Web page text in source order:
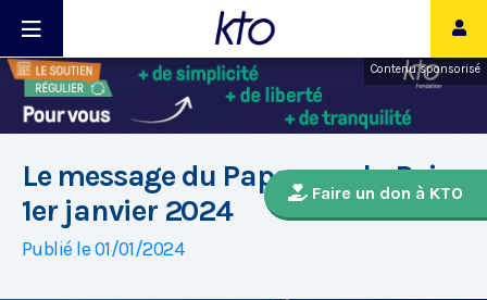
Contenu sponsorisé
Faire un don à KTO
Le message du Pape pour la Paix,
1er janvier 2024
Publié le 01/01/2024